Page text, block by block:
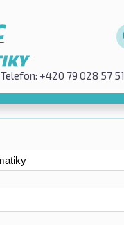
Telefon: +420 79 028 57 51